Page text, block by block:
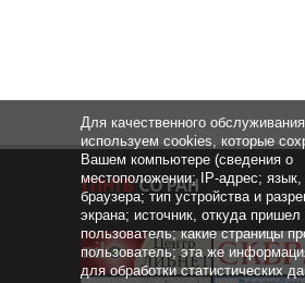
Для качественного
используем cookies, которые
Вашем компьютере (сведения о
местоположении; IP-адрес;
браузера; тип устройства и
экрана; источник, откуда пришел
пользователь; какие страницы
пользователь; эта же
для обработки статистических